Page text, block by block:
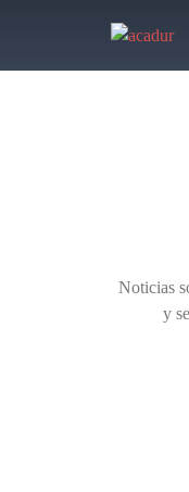
Noticias
y